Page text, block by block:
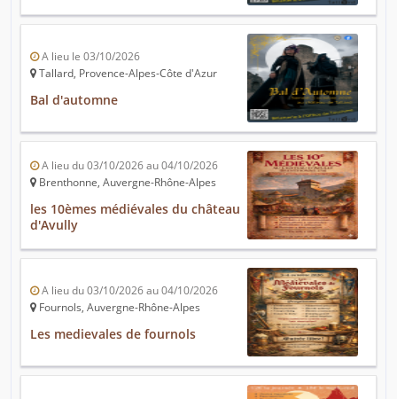
A lieu le 03/10/2026
Tallard, Provence-Alpes-Côte d'Azur
Bal d'automne
A lieu du 03/10/2026 au 04/10/2026
Brenthonne, Auvergne-Rhône-Alpes
les 10èmes médiévales du château
d'Avully
A lieu du 03/10/2026 au 04/10/2026
Fournols, Auvergne-Rhône-Alpes
Les medievales de fournols